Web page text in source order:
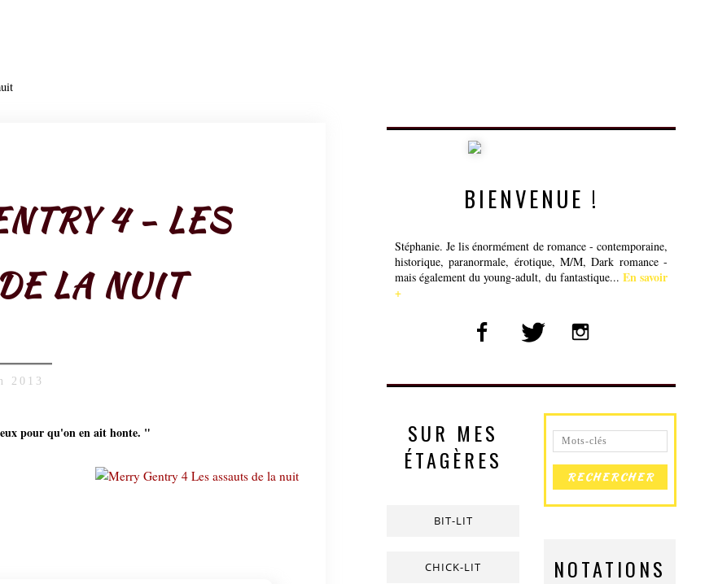
4 - LES
LA NUIT
2013
pour qu'on en ait honte. "
BIENVENUE !
Stéphanie. Je lis énormément de romance - contemporaine,
historique, paranormale, érotique, M/M, Dark romance -
mais également du young-adult, du fantastique... En savoir
+
SUR MES
ÉTAGÈRES
BIT-LIT
CHICK-LIT NOTATIONS